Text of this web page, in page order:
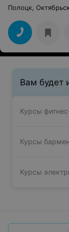
Полоцк,
Вам будет
Курсы
Курсы
Курсы